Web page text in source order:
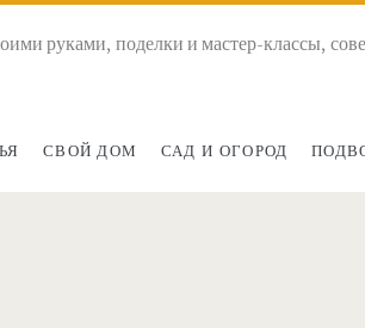
руками, поделки и мастер-классы,
СВОЙ ДОМ САД И ОГОРОД